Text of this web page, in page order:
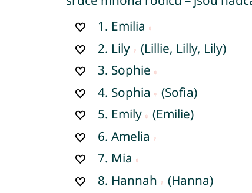
1. Emilia
2. Lily
(Lillie, Lilly, Lily)
3. Sophie
4. Sophia
(Sofia)
5. Emily
(Emilie)
6.Amelia
7. Mia
8. Hannah
(Hanna)